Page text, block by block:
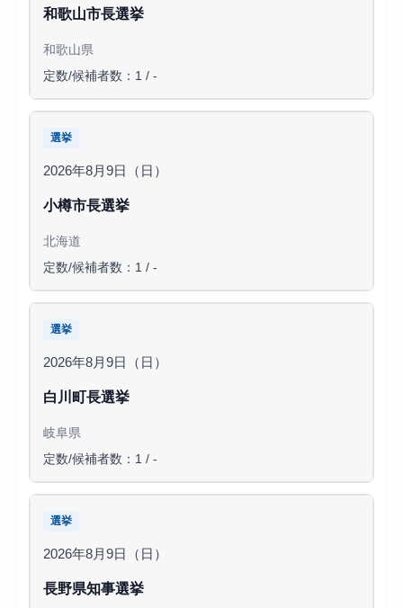
和歌山市長選挙
和歌山県
定数/候補者数：1 / -
選挙
2026年8月9日（日）
小樽市長選挙
北海道
定数/候補者数：1 / -
選挙
2026年8月9日（日）
白川町長選挙
岐阜県
定数/候補者数：1 / -
選挙
2026年8月9日（日）
長野県知事選挙